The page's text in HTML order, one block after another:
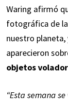
Waring afirmó
fotográfica de
nuestro
aparecieron
objetos
“Esta semana